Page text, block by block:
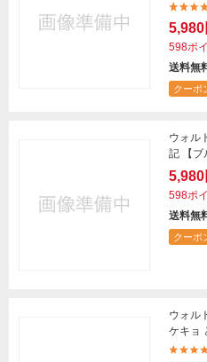
5,980
598ポ
送料無
クーポ
ウォル
記 【ブ
5,980
598ポ
送料無
クーポ
ウォル
ケキョ